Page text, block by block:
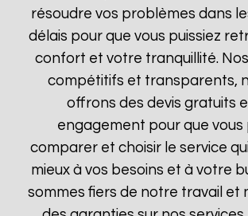
résoudre vos problèmes dans
délais pour que vous puissiez
confort et votre tranquillité.
compétitifs et transparents,
offrons des devis gratuits
engagement pour que vous
comparer et choisir le service
mieux à vos besoins et à votre
sommes fiers de notre travail et